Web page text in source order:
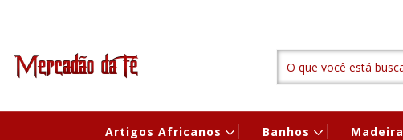
Artigos Africanos Banhos Madeira